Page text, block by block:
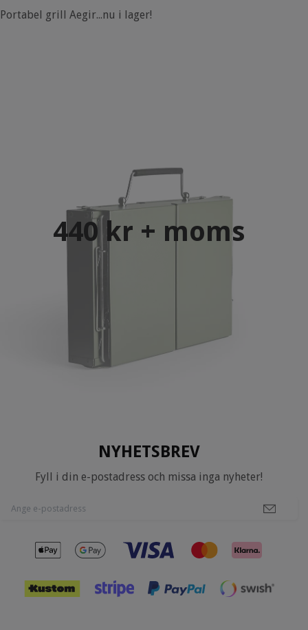
Portabel grill Aegir...nu i lager!
440 kr + moms
NYHETSBREV
Fyll i din e-postadress och missa inga nyheter!